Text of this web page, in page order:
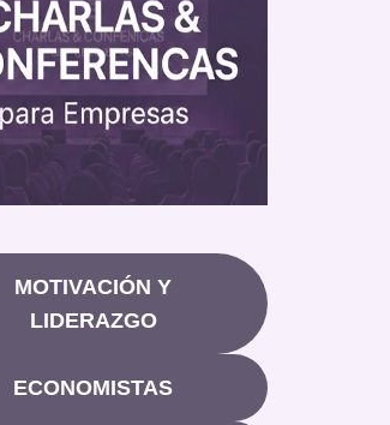
MOTIVACIÓN Y
LIDERAZGO
ECONOMISTAS